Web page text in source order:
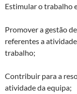
Estimular o trabalho
Promover a gestão
referentes a
trabalho;
Contribuir para a
atividade da equipa;